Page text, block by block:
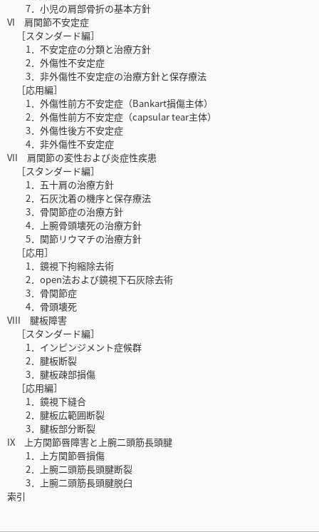
7．小児の肩部骨折の基本方針
VI 肩関節不安定症
［スタンダード編］
1．不安定症の分類と治療方針
2．外傷性不安定症
3．非外傷性不安定症の治療方針と保存療法
［応用編］
1．外傷性前方不安定症（Bankart損傷主体）
2．外傷性前方不安定症（capsular tear主体）
3．外傷性後方不安定症
4．非外傷性不安定症
VII 肩関節の変性および炎症性疾患
［スタンダード編］
1．五十肩の治療方針
2．石灰沈着の機序と保存療法
3．骨関節症の治療方針
4．上腕骨頭壊死の治療方針
5．関節リウマチの治療方針
［応用］
1．鏡視下拘縮除去術
2．open法および鏡視下石灰除去術
3．骨関節症
4．骨頭壊死
VIII 腱板障害
［スタンダード編］
1．インピンジメント症候群
2．腱板断裂
3．腱板疎部損傷
［応用編］
1．鏡視下縫合
2．腱板広範囲断裂
3．腱板部分断裂
IX 上方関節唇障害と上腕二頭筋長頭腱
1．上方関節唇損傷
2．上腕二頭筋長頭腱断裂
3．上腕二頭筋長頭腱脱臼
索引